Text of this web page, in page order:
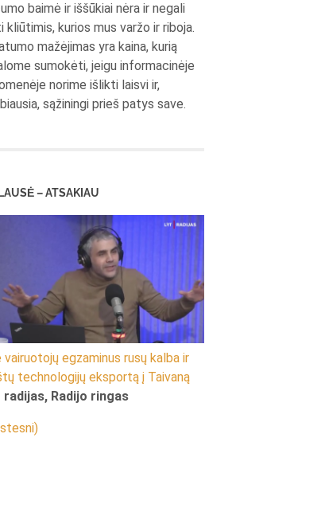
baimė ir iššūkiai nėra ir negali
kliūtimis, kurios mus varžo ir riboja.
mažėjimas yra kaina, kurią
sumokėti, jeigu informacinėje
norime išlikti laisvi ir,
sąžiningi prieš patys save.
– ATSAKIAU
vairuotojų egzaminus rusų kalba ir
technologijų eksportą į Taivaną
radijas, Radijo ringas